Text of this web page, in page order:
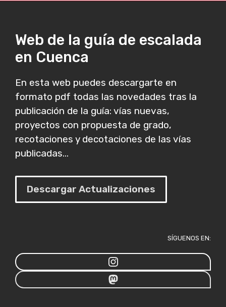
Web de la guía de escalada
en Cuenca
En esta web puedes descargarte en
formato pdf todas las novedades tras la
publicación de la guía: vías nuevas,
proyectos con propuesta de grado,
recotaciones y decotaciones de las vías
publicadas...
Descargar Actualizaciones
SÍGUENOS EN: